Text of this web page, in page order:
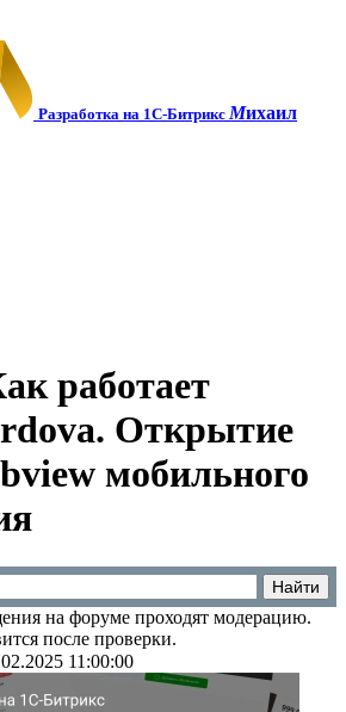
Разработка на 1С-БитриксМихаил
работает
Открытие
мобильного
на форуме проходят модерацию.
после проверки.
11:00:00